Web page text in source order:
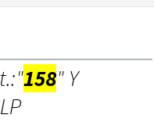
158" Y